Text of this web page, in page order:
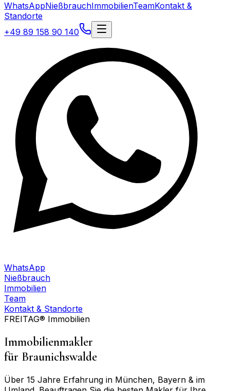
WhatsAppNießbrauchImmobilienTeamKontakt &
Standorte
+49 89 158 90 140
WhatsApp
Nießbrauch
Immobilien
Team
Kontakt & Standorte
FREITAG® Immobilien
Immobilienmakler
für Braunichswalde
Über 15 Jahre Erfahrung in München, Bayern & im